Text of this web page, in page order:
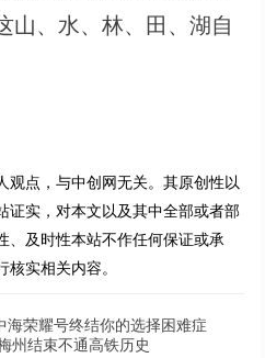
山、水、林、田、湖自
观点，与中创网无关。其原创性以
证实，对本文以及其中全部或者部
、及时性本站不作任何保证或承
实相关内容。
海荣耀号终结你的选择困难症
州结束不通高铁历史